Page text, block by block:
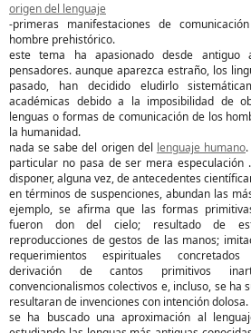
origen del lenguaje
-primeras manifestaciones de
hombre prehistórico.
este tema ha apasionado desde antiguo
pensadores. aunque aparezca estraño, los
pasado, han decidido eludirlo
académicas debido a la imposibilidad de
lenguas o formas de comunicación de los
la humanidad.
nada se sabe del origen del lenguaje humano
particular no pasa de ser mera especulación
disponer, alguna vez, de antecedentes
en términos de suspenciones, abundan las
ejemplo, se afirma que las formas
fueron don del cielo; resultado de
reproducciones de gestos de las manos;
requerimientos espirituales concretados
derivación de cantos primitivos
convencionalismos colectivos e, incluso, se ha
resultaran de invenciones con intención dolosa.
se ha buscado una aproximación al